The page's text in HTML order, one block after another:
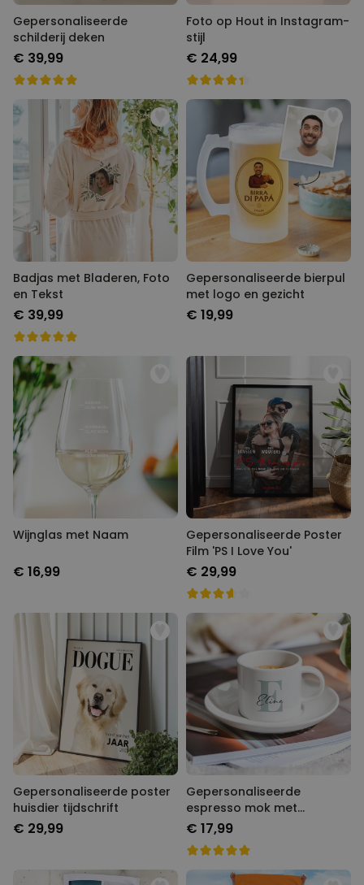
Gepersonaliseerde
schilderij deken
€ 39,99
Foto op Hout in Instagram-
stijl
€ 24,99
Badjas met Bladeren, Foto
en Tekst
€ 39,99
Gepersonaliseerde bierpul
met logo en gezicht
€ 19,99
Wijnglas met Naam
€ 16,99
Gepersonaliseerde Poster
Film 'PS I Love You'
€ 29,99
Gepersonaliseerde poster
huisdier tijdschrift
€ 29,99
Gepersonaliseerde
espresso mok met
monogram
€ 17,99